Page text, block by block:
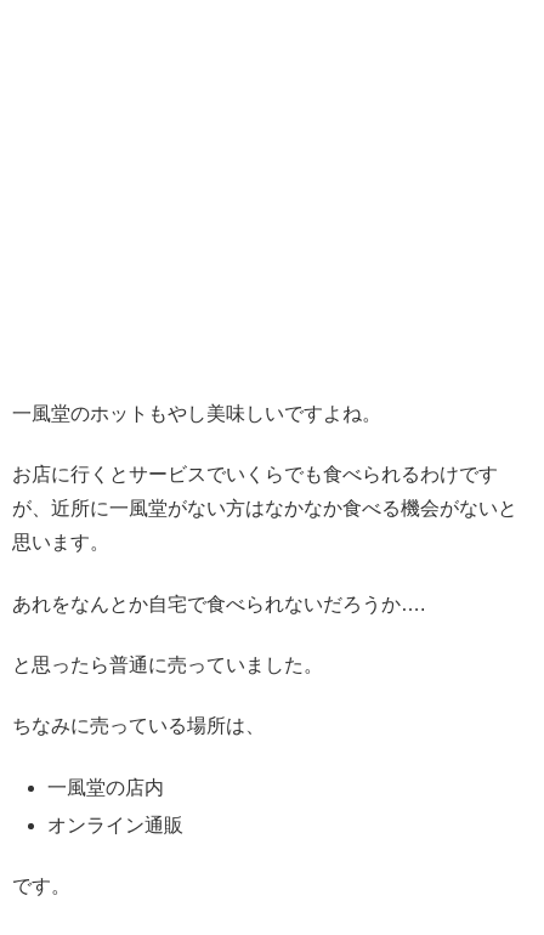
一風堂のホットもやし美味しいですよね。
お店に行くとサービスでいくらでも食べられるわけです
が、近所に一風堂がない方はなかなか食べる機会がないと
思います。
あれをなんとか自宅で食べられないだろうか….
と思ったら普通に売っていました。
ちなみに売っている場所は、
一風堂の店内
オンライン通販
です。